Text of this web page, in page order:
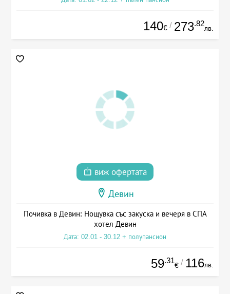
140€ / 273.82
лв.
виж офертата
Девин
Почивка в Девин: Нощувка със закуска и вечеря в СПА
хотел Девин
Дата: 02.01 - 30.12 + полупансион
59.31
€ / 116лв.